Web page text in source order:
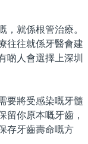
就係根管治療。
往往就係牙醫會建
啲人會選擇上深圳
要將受感染嘅牙髓
留你原本嘅牙齒，
存牙齒壽命嘅方